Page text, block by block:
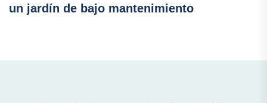
un jardín de bajo mantenimiento